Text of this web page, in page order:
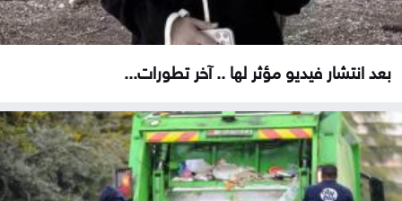
بعد انتشار فيديو مؤثر لها .. آخر تطورات...